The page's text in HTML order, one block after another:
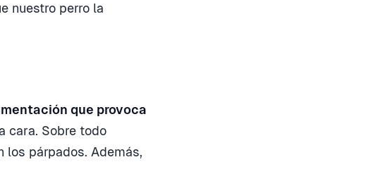
nuestro perro la
que provoca
cara. Sobre todo
los párpados. Además,